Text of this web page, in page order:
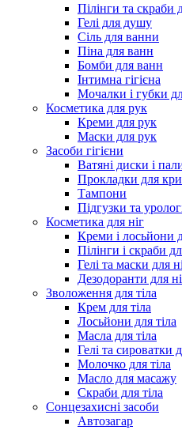
Пілінги та скраби
Гелі для душу
Сіль для ванни
Піна для ванн
Бомби для ванн
Інтимна гігієна
Мочалки і губки
Косметика для рук
Креми для рук
Маски для рук
Засоби гігієни
Ватяні диски і
Прокладки для
Тампони
Підгузки та
Косметика для ніг
Креми і лосьйони
Пілінги і скраби
Гелі та маски для
Дезодоранти для
Зволоження для тіла
Крем для тіла
Лосьйони для тіла
Масла для тіла
Гелі та сироватки
Молочко для тіла
Масло для масажу
Скраби для тіла
Сонцезахисні засоби
Автозагар